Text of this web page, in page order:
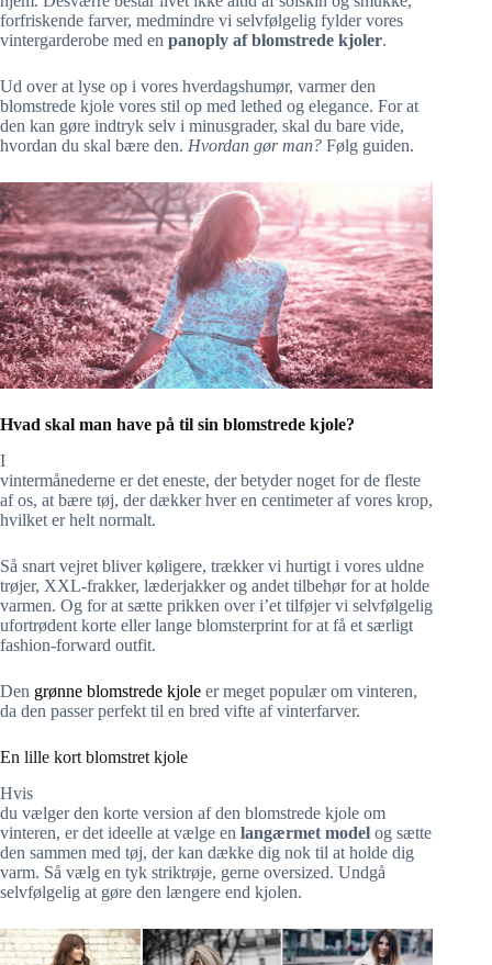
forfriskende farver, medmindre vi selvfølgelig fylder vores
vintergarderobe med en panoply af blomstrede kjoler.
Ud over at lyse op i vores hverdagshumør, varmer den
blomstrede kjole vores stil op med lethed og elegance. For at
den kan gøre indtryk selv i minusgrader, skal du bare vide,
hvordan du skal bære den. Hvordan gør man? Følg guiden.
Hvad skal man have på til sin blomstrede kjole?
I
vintermånederne er det eneste, der betyder noget for de fleste
af os, at bære tøj, der dækker hver en centimeter af vores krop,
hvilket er helt normalt.
Så snart vejret bliver køligere, trækker vi hurtigt i vores uldne
trøjer, XXL-frakker, læderjakker og andet tilbehør for at holde
varmen. Og for at sætte prikken over i’et tilføjer vi selvfølgelig
ufortrødent korte eller lange blomsterprint for at få et særligt
fashion-forward outfit.
Den grønne blomstrede kjole er meget populær om vinteren,
da den passer perfekt til en bred vifte af vinterfarver.
En lille kort blomstret kjole
Hvis
du vælger den korte version af den blomstrede kjole om
vinteren, er det ideelle at vælge en langærmet model og sætte
den sammen med tøj, der kan dække dig nok til at holde dig
varm. Så vælg en tyk striktrøje, gerne oversized. Undgå
selvfølgelig at gøre den længere end kjolen.